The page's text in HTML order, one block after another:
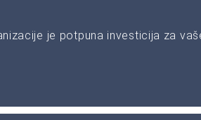
je potpuna investicija za